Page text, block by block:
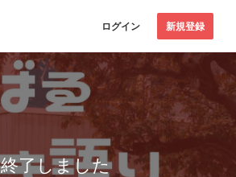
ログイン 新規登録
終了しました